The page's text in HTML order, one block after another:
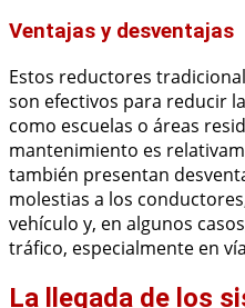
Ventajas y desventajas
Estos reductores
son efectivos para reducir
como escuelas o áreas
mantenimiento es
también presentan
molestias a los
vehículo y, en algunos
tráfico, especialmente en
La llegada de los